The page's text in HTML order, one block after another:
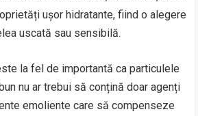
ușor hidratante, fiind o alegere
uscată sau sensibilă.
la fel de importantă ca particulele
nu ar trebui să conțină doar agenți
emoliente care să compenseze